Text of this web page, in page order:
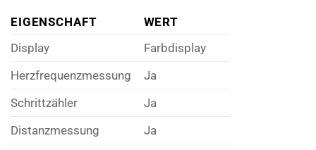
EIGENSCHAFT
WERT
Display
Farbdisplay
Herzfrequenzmessung
Ja
Schrittzähler
Ja
Distanzmessung
Ja